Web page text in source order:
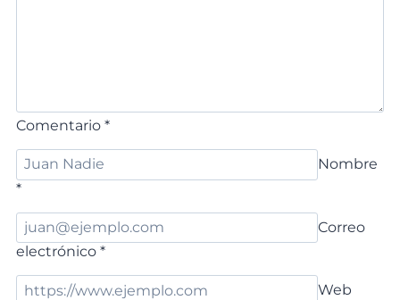
Comentario *
Nombre
*
Correo
electrónico *
Web